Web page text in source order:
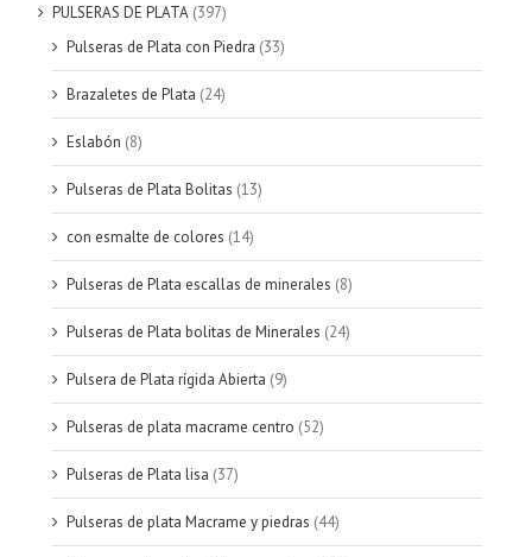
PULSERAS DE PLATA (397)
Pulseras de Plata con Piedra (33)
Brazaletes de Plata (24)
Eslabón (8)
Pulseras de Plata Bolitas (13)
con esmalte de colores (14)
Pulseras de Plata escallas de minerales (8)
Pulseras de Plata bolitas de Minerales (24)
Pulsera de Plata rígida Abierta (9)
Pulseras de plata macrame centro (52)
Pulseras de Plata lisa (37)
Pulseras de plata Macrame y piedras (44)